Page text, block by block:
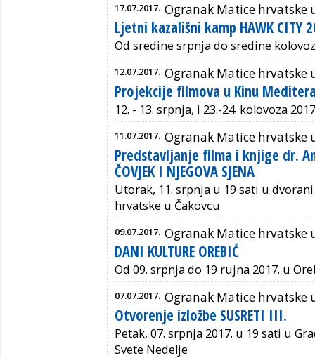
17.07.2017. Ogranak Matice hrvatske
Ljetni kazališni kamp HAWK CITY
Od sredine srpnja do sredine
12.07.2017. Ogranak Matice hrvatske
Projekcije filmova u Kinu
12. - 13. srpnja, i 23.-24. kolovoza
11.07.2017. Ogranak Matice hrvatske
Predstavljanje filma i knjige dr.
ČOVJEK I NJEGOVA SJENA
Utorak, 11. srpnja u 19 sati u
hrvatske u Čakovcu
09.07.2017. Ogranak Matice hrvatske
DANI KULTURE OREBIĆ
Od 09. srpnja do 19 rujna 2017. u
07.07.2017. Ogranak Matice hrvatske
Otvorenje izložbe SUSRETI III.
Petak, 07. srpnja 2017. u 19 sati u
Svete Nedelje